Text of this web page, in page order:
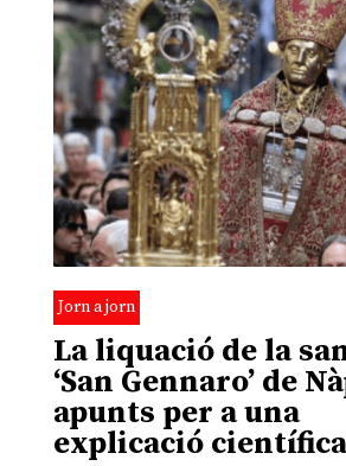
Jorn a jorn
La liquació de la
‘San Gennaro’ de
apunts per a una
explicació científica